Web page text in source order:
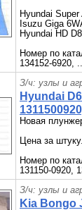
Hyundai
Isuzu Giga
Hyundai HD
Номер по
134152-6920,
З/ч: узлы и
Hyundai
Новая
Цена за
Номер по
131150-0920,
З/ч: узлы и
Kia Bongo